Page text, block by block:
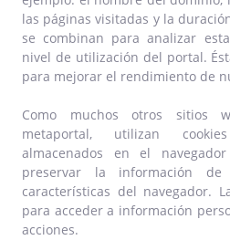
las páginas visitadas y la
se combinan para analizar
nivel de utilización del portal.
para mejorar el rendimiento de
Como muchos otros sitios
metaportal, utilizan
almacenados en el
preservar la información
características del navegador.
para acceder a información
acciones.